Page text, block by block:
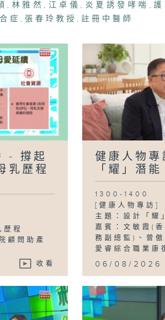
, 林雅然 , 江卓儀 , 炎夏誘發哮喘 ,
症 , 張春玲教授 ,註冊中醫師
- 撐起
乳歷程
歷程
顧問助產
收看
健康人物
「耀」潛能
1300-1400
[健康人物專訪]
主題：設計「耀
嘉賓：文敏霞(
務副總監)、曾
愛睿綜合職業康
06/08/2026